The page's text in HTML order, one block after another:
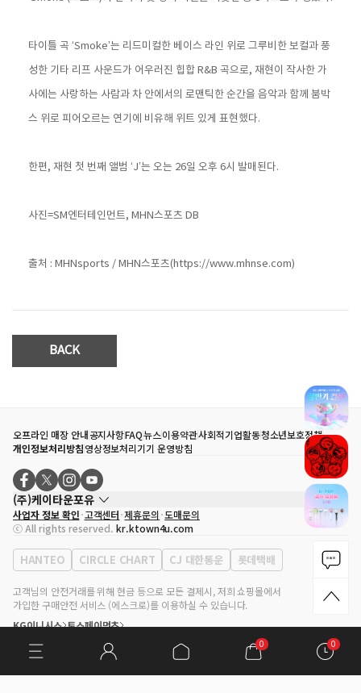
타이틀 곡 ‘Smoke’는 리드미컬한 베이스 라인 위로 그루비한 보컬과 풍
성한 기타 리프 사운드가 어우러진 힙합 R&B 곡으로, 재현이 작사한 가
사에는 사랑하는 사람과 차 안에서의 로맨틱한 순간을 음악과 함께 붐박
스 위로 피어오르는 연기에 비유해 위트 있게 표현했다.
한편, 재현 첫 번째 앨범 ‘J’는 오는 26일 오후 6시 발매된다.
사진=SM엔터테인먼트, MHN스포츠 DB
출처 : MHNsports / MHN스포츠(https://www.mhnse.com)
BACK
0 0